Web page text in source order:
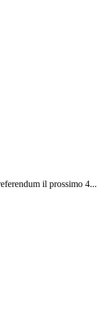
il prossimo 4...